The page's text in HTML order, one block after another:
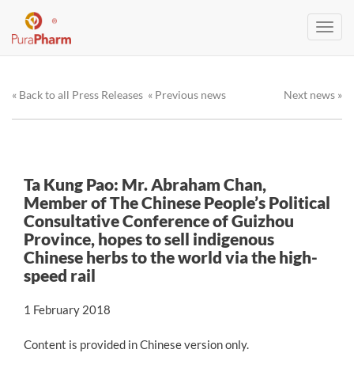
« Back to all Press Releases « Previous news Next news »
Ta Kung Pao: Mr. Abraham Chan,
Member of The Chinese People’s Political
Consultative Conference of Guizhou
Province, hopes to sell indigenous
Chinese herbs to the world via the high-
speed rail
1 February 2018
Content is provided in Chinese version only.